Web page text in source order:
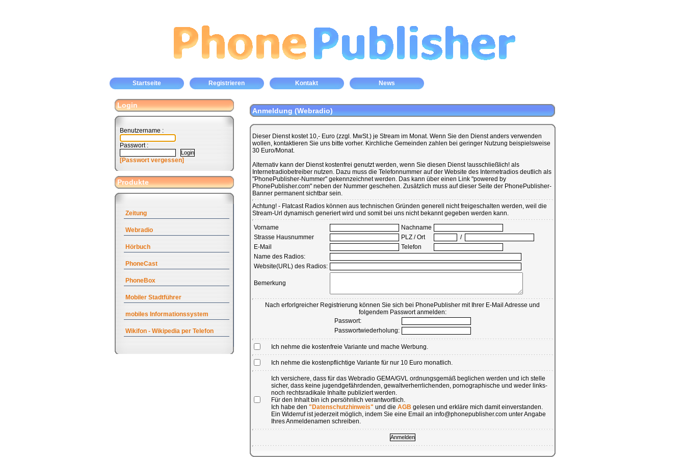
Startseite Registrieren Kontakt News
Login
Benutzername :
Passwort :
[Passwort vergessen]
Produkte
Zeitung
Webradio
Hörbuch
PhoneCast
PhoneBox
Mobiler Stadtführer
mobiles Informationssystem
Wikifon - Wikipedia per Telefon
Anmeldung (Webradio)
Dieser Dienst kostet 10,- Euro (zzgl. MwSt.) je Stream im Monat. Wenn Sie den Dienst anders verwenden
wollen, kontaktieren Sie uns bitte vorher. Kirchliche Gemeinden zahlen bei geringer Nutzung beispielsweise
30 Euro/Monat.
Alternativ kann der Dienst kostenfrei genutzt werden, wenn Sie diesen Dienst !ausschließlich! als
Internetradiobetreiber nutzen. Dazu muss die Telefonnummer auf der Website des Internetradios deutlich als
"PhonePublisher-Nummer" gekennzeichnet werden. Das kann über einen Link "powered by
PhonePublisher.com" neben der Nummer geschehen. Zusätzlich muss auf dieser Seite der PhonePublisher-
Banner permanent sichtbar sein.
Achtung! - Flatcast Radios können aus technischen Gründen generell nicht freigeschalten werden, weil die
Stream-Url dynamisch generiert wird und somit bei uns nicht bekannt gegeben werden kann.
Vorname
Nachname
Strasse Hausnummer
PLZ / Ort
/
E-Mail
Telefon
Name des Radios:
Website(URL) des Radios:
Bemerkung
Nach erforlgreicher Registrierung können Sie sich bei PhonePublisher mit Ihrer E-Mail Adresse und
folgendem Passwort anmelden:
Passwort:
Passwortwiederholung:
Ich nehme die kostenfreie Variante und mache Werbung.
Ich nehme die kostenpflichtige Variante für nur 10 Euro monatlich.
Ich versichere, dass für das Webradio GEMA/GVL ordnungsgemäß beglichen werden und ich stelle
sicher, dass keine jugendgefährdenden, gewaltverherrlichenden, pornographische und weder links-
noch rechtsradikale Inhalte publiziert werden.
Für den Inhalt bin ich persöhnlich verantwortlich.
Ich habe den "Datenschutzhinweis" und die AGB gelesen und erkläre mich damit einverstanden.
Ein Widerruf ist jederzeit möglich, indem Sie eine Email an info@phonepublisher.com unter Angabe
Ihres Anmeldenamen schreiben.